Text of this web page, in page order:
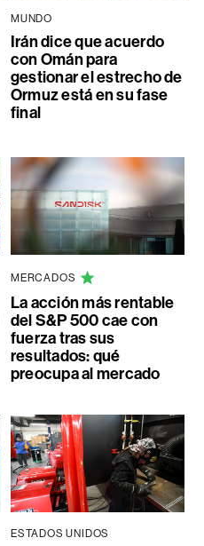
MUNDO
Irán dice que acuerdo
con Omán para
gestionar el estrecho de
Ormuz está en su fase
final
MERCADOS
La acción más rentable
del S&P 500 cae con
fuerza tras sus
resultados: qué
preocupa al mercado
ESTADOS UNIDOS